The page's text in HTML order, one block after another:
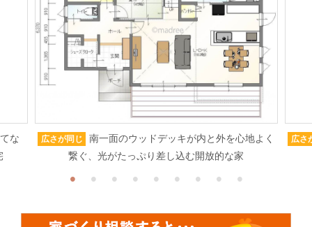
な
広さが同じ
南一面のウッドデッキが内と外を心地よく
繋ぐ、光がたっぷり差し込む開放的な家
広さ